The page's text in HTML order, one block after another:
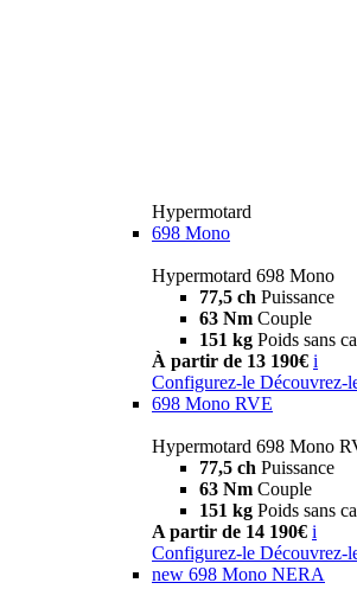
Hypermotard
698 Mono
Hypermotard 698 Mono
77,5 ch Puissance
63 Nm Couple
151 kg Poids sans
À partir de 13 190€ i
Configurez-le Découvrez-
698 Mono RVE
Hypermotard 698 Mono
77,5 ch Puissance
63 Nm Couple
151 kg Poids sans
A partir de 14 190€ i
Configurez-le Découvrez-
new 698 Mono NERA